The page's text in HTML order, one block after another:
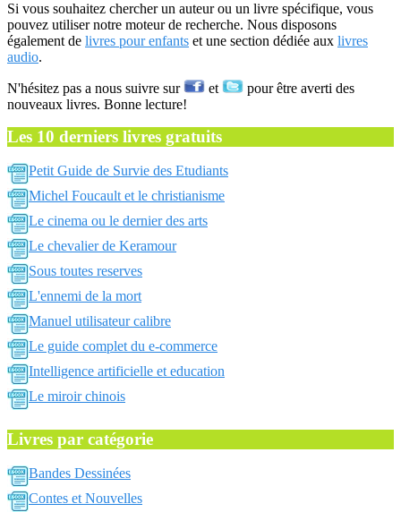
Si vous souhaitez chercher un auteur ou un livre spécifique, vous
pouvez utiliser notre moteur de recherche. Nous disposons
également de livres pour enfants et une section dédiée aux livres
audio.
N'hésitez pas a nous suivre sur et
pour être averti des
nouveaux livres. Bonne lecture!
Les 10 derniers livres gratuits
Petit Guide de Survie des Etudiants
Michel Foucault et le christianisme
Le cinema ou le dernier des arts
Le chevalier de Keramour
Sous toutes reserves
L'ennemi de la mort
Manuel utilisateur calibre
Le guide complet du e-commerce
Intelligence artificielle et education
Le miroir chinois
Livres par catégorie
Bandes Dessinées
Contes et Nouvelles